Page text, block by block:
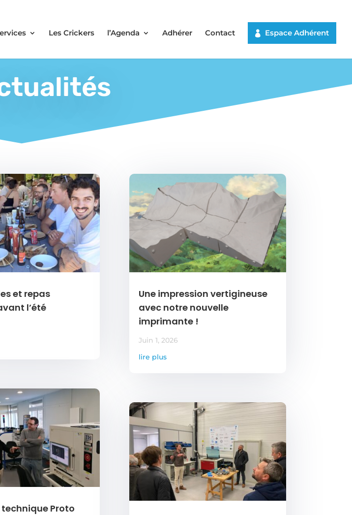
Les Crickers l’Agenda Adhérer Contact Espace Adhérent
et repas
l’été
Proto
Une impression vertigineuse
avec notre nouvelle
imprimante !
Juin 1, 2026
lire plus